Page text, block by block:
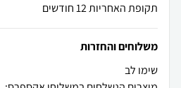
תקופת האחריות 12 חודשים
משלוחים והחזרות